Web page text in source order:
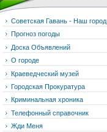
Советская Гавань - Наш город
Прогноз погоды
Доска Объявлений
О городе
Краеведческий музей
Городская Прокуратура
Криминальная хроника
Телефонный справочник
Жди Меня